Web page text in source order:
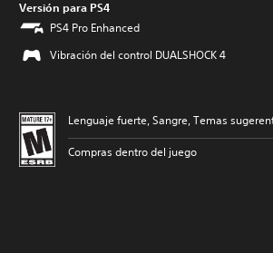
Versión para PS4
PS4 Pro Enhanced
Vibración del control DUALSHOCK 4
Lenguaje fuerte, Sangre, Temas
Compras dentro del juego